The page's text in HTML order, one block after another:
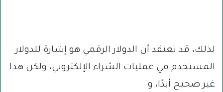
لذلك، قد تعتقد أن الدولار الرقمي هو إشارة للدولار
المستخدم في عمليات الشراء الإلكتروني، ولكن هذا
غير صحيح أبدًا،.و